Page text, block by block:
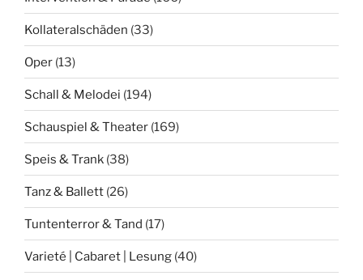
Kollateralschäden (33)
Oper (13)
Schall & Melodei (194)
Schauspiel & Theater (169)
Speis & Trank (38)
Tanz & Ballett (26)
Tuntenterror & Tand (17)
Varieté | Cabaret | Lesung (40)